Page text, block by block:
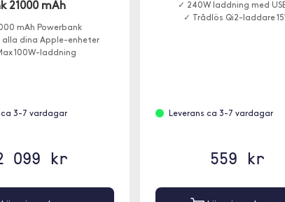
21000 mAh
mAh Powerbank
alla dina Apple-enheter
100W-laddning
ca 3-7 vardagar
099 kr
✓ 240W laddning med
✓ Trådlös Qi2-laddare
Leverans ca 3-7 vardagar
559 kr